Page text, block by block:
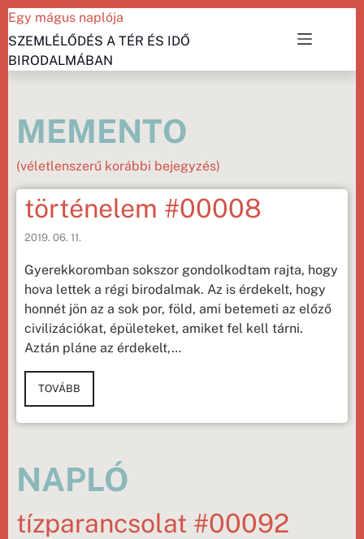
Egy mágus naplója
SZEMLÉLŐDÉS A TÉR ÉS IDŐ
BIRODALMÁBAN
MEMENTO
(véletlenszerű korábbi bejegyzés)
történelem #00008
2019. 06. 11.
Gyerekkoromban sokszor gondolkodtam rajta, hogy
hova lettek a régi birodalmak. Az is érdekelt, hogy
honnét jön az a sok por, föld, ami betemeti az előző
civilizációkat, épületeket, amiket fel kell tárni.
Aztán pláne az érdekelt,…
TOVÁBB
NAPLÓ
tízparancsolat #00092